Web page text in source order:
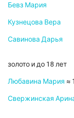
Бевз Мария
Кузнецова Вера
Савинова Дарья
золото и до 18 лет
Любавина Мария ≈
Свержинская